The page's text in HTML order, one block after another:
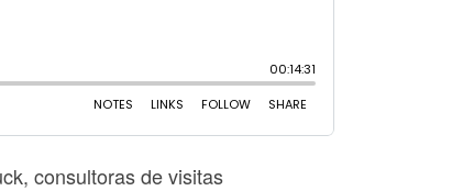
consultoras de visitas